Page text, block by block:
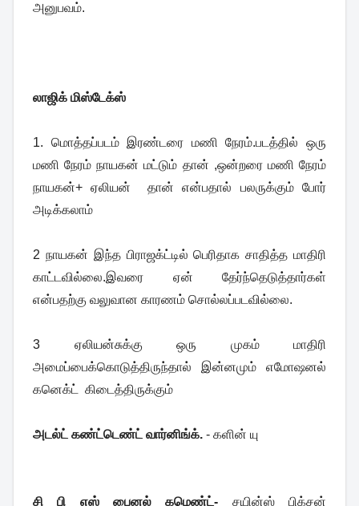
அனுபவம்.
லாஜிக் மிஸ்டேக்ஸ்
1. மொத்தப்படம் இரண்டரை மணி நேரம்.படத்தில் ஒரு
மணி நேரம் நாயகன் மட்டும் தான் ,ஒன்றரை மணி நேரம்
நாயகன்+ ஏலியன் தான் என்பதால் பலருக்கும் போர்
அடிக்கலாம்
2 நாயகன் இந்த பிராஜக்ட்டில் பெரிதாக சாதித்த மாதிரி
காட்டவில்லை.இவரை ஏன் தேர்ந்தெடுத்தார்கள்
என்பதற்கு வலுவான காரணம் சொல்லப்படவில்லை.
3 ஏலியன்சுக்கு ஒரு முகம் மாதிரி
அமைப்பைக்கொடுத்திருந்தால் இன்னமும் எமோஷனல்
கனெக்ட் கிடைத்திருக்கும்
அடல்ட் கண்ட்டெண்ட் வார்னிங்க். - களின் யு
சி பி எஸ் பைனல் கமெண்ட்- சயின்ஸ் பிக்சன்